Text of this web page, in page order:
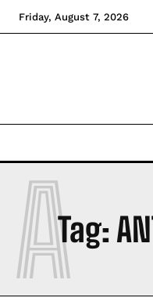
Friday, August 7, 2026
Tag:
A